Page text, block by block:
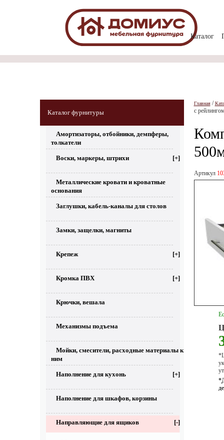
Каталог
Каталог фурнитуры
Амортизаторы, отбойники, демпферы,
толкатели
Воски, маркеры, штрихи [+]
Металлические кровати и кроватные
основания
Заглушки, кабель-каналы для столов
Замки, защелки, магниты
Крепеж [+]
Кромка ПВХ [+]
Крючки, вешала
Механизмы подъема
Мойки, смесители, расходные материалы к
ним
Наполнение для кухонь [+]
Наполнение для шкафов, корзины
Направляющие для ящиков [-]
Главная/
с
Артикул